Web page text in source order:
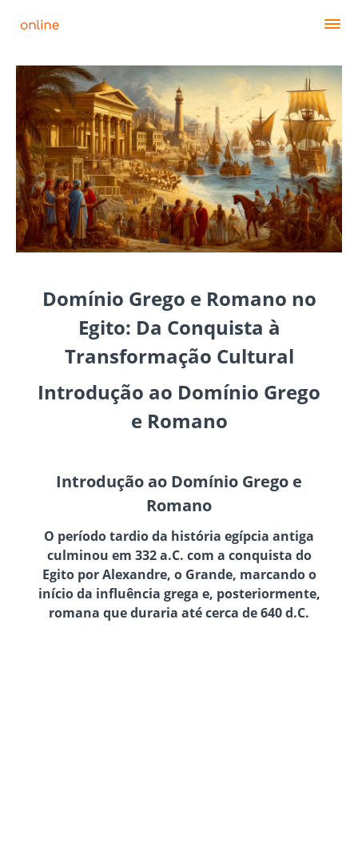
Domínio Grego e Romano no
Egito: Da Conquista à
Transformação Cultural
Introdução ao Domínio Grego
e Romano
Introdução ao Domínio Grego e
Romano
O período tardio da história egípcia antiga
culminou em 332 a.C. com a conquista do
Egito por Alexandre, o Grande, marcando o
início da influência grega e, posteriormente,
romana que duraria até cerca de 640 d.C.